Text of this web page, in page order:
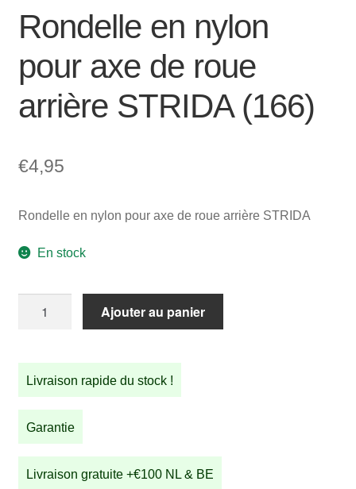
Rondelle en nylon
pour axe de roue
arrière STRIDA (166)
€4,95
Rondelle en nylon pour axe de roue arrière STRIDA
En stock
en
nylon
axe
de
arrière
Ajouter au panier
Livraison rapide du stock !
Garantie
Livraison gratuite +€100 NL & BE